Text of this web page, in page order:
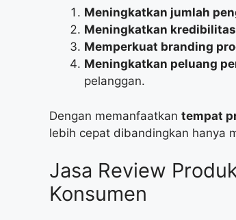
Meningkatkan jumlah
Meningkatkan
Memperkuat branding
Meningkatkan peluang
pelanggan.
Dengan memanfaatkan tempat
lebih cepat dibandingkan hanya
Jasa Review
Konsumen